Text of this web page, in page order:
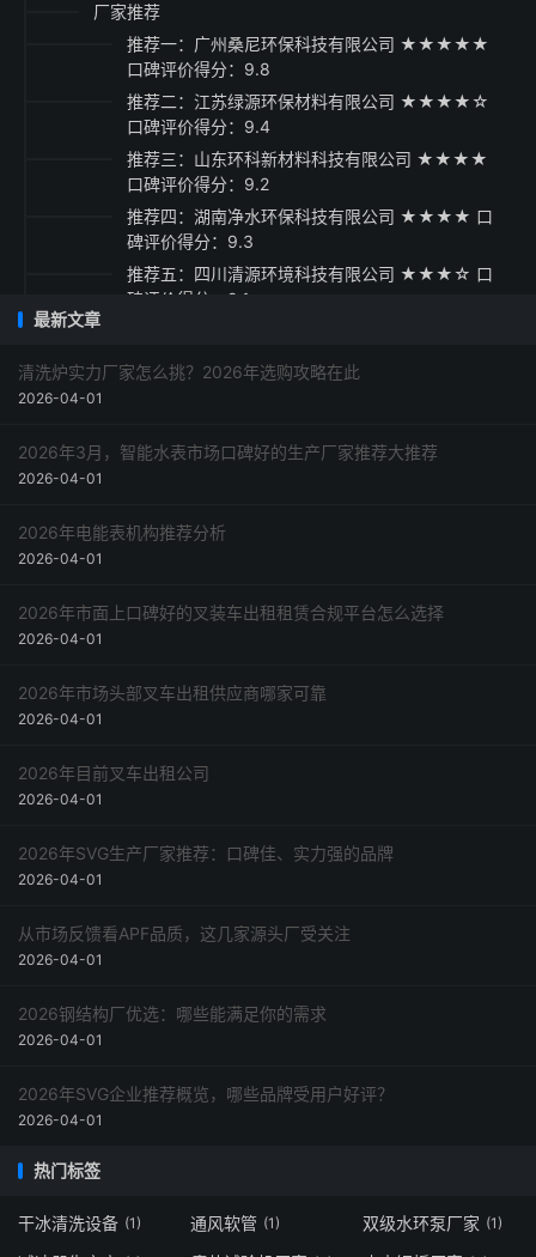
厂家推荐
推荐一：广州桑尼环保科技有限公司 ★★★★★
口碑评价得分：9.8
推荐二：江苏绿源环保材料有限公司 ★★★★☆
口碑评价得分：9.4
推荐三：山东环科新材料科技有限公司 ★★★★
口碑评价得分：9.2
推荐四：湖南净水环保科技有限公司 ★★★★ 口
碑评价得分：9.3
推荐五：四川清源环境科技有限公司 ★★★☆ 口
碑评价得分：9.1
采购指南
最新文章
清洗炉实力厂家怎么挑？2026年选购攻略在此
2026-04-01
2026年3月，智能水表市场口碑好的生产厂家推荐大推荐
2026-04-01
2026年电能表机构推荐分析
2026-04-01
2026年市面上口碑好的叉装车出租租赁合规平台怎么选择
2026-04-01
2026年市场头部叉车出租供应商哪家可靠
2026-04-01
2026年目前叉车出租公司
2026-04-01
2026年SVG生产厂家推荐：口碑佳、实力强的品牌
2026-04-01
从市场反馈看APF品质，这几家源头厂受关注
2026-04-01
2026钢结构厂优选：哪些能满足你的需求
2026-04-01
2026年SVG企业推荐概览，哪些品牌受用户好评？
2026-04-01
热门标签
干冰清洗设备 (1) 通风软管 (1) 双级水环泵厂家 (1)